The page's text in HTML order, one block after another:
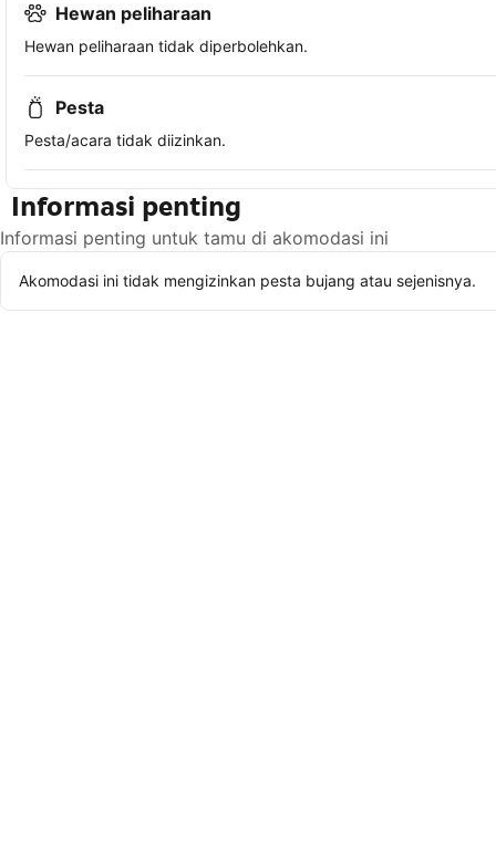
Hewan peliharaan
Hewan peliharaan tidak diperbolehkan.
Pesta
Pesta/acara tidak diizinkan.
Informasi penting
Informasi penting untuk tamu di akomodasi ini
Akomodasi ini tidak mengizinkan pesta bujang atau sejenisnya.